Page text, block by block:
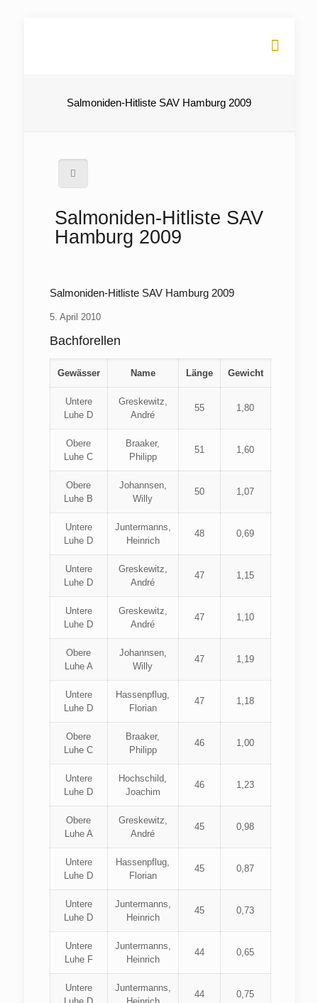
Salmoniden-Hitliste SAV Hamburg 2009
Salmoniden-Hitliste SAV
Hamburg 2009
Salmoniden-Hitliste SAV Hamburg 2009
5. April 2010
Bachforellen
Gewässer Name Länge Gewicht
Untere
Luhe D
Greskewitz,
André
55 1,80
Obere
Luhe C
Braaker,
Philipp
51 1,60
Obere
Luhe B
Johannsen,
Willy
50 1,07
Untere
Luhe D
Juntermanns,
Heinrich
48 0,69
Untere
Luhe D
Greskewitz,
André
47 1,15
Untere
Luhe D
Greskewitz,
André
47 1,10
Obere
Luhe A
Johannsen,
Willy
47 1,19
Untere
Luhe D
Hassenpflug,
Florian
47 1,18
Obere
Luhe C
Braaker,
Philipp
46 1,00
Untere
Luhe D
Hochschild,
Joachim
46 1,23
Obere
Luhe A
Greskewitz,
André
45 0,98
Untere
Luhe D
Hassenpflug,
Florian
45 0,87
Untere
Luhe D
Juntermanns,
Heinrich
45 0,73
Untere
Luhe F
Juntermanns,
Heinrich
44 0,65
Untere
Juntermanns,
44 0,75